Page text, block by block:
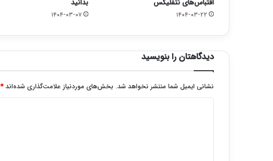
اقتباس‌های نتفلیکس
۱۴۰۴-۰۳-۲۲
بدانید
۱۴۰۴-۰۳-۰۷
دیدگاهتان را بنویسید
نشانی ایمیل شما منتشر نخواهد شد. بخش‌های موردنیاز علامت‌گذاری شده‌اند*